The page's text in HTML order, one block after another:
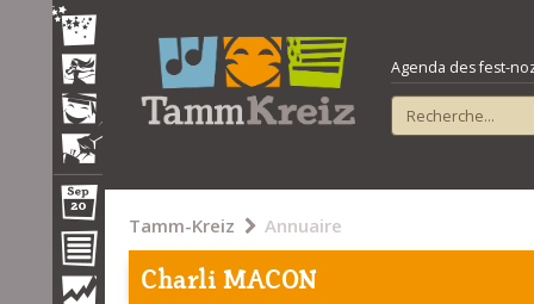
Agenda des fest-
Tamm-Kreiz Annuaire
Charli MACON